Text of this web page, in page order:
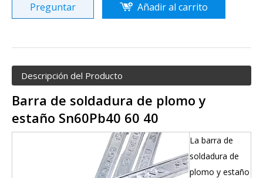
Preguntar Añadir al carrito
Descripción del Producto
Barra de soldadura de plomo y
estaño Sn60Pb40 60 40
La barra de
soldadura de
plomo y estaño